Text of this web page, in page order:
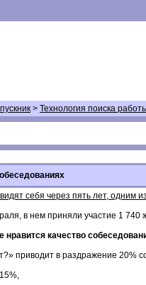
> Технология поиска
себя через пять лет,
в нем приняли участие 1 740
нравится качество
приводит в раздражение 20%